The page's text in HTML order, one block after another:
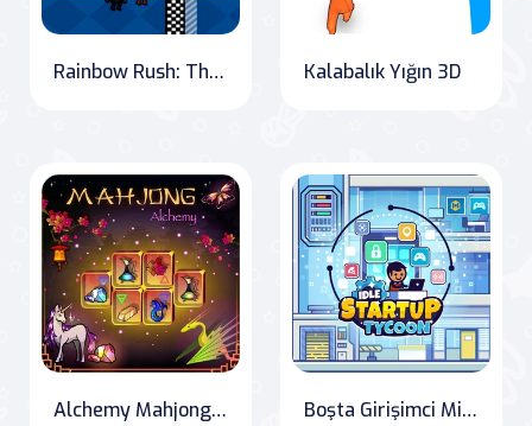
Rainbow Rush: The Ultimate Race! Kalabalık Yığın 3D
Alchemy Mahjong: Eastern Adventure Boşta Girişimci Milyarder